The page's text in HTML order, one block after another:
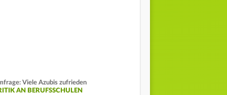
Viele Azubis zufrieden
AN BERUFSSCHULEN